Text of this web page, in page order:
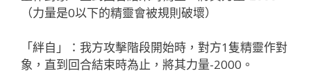
武：
ブ
ル
ア
カ
（力量是0以下的精靈會被規則破壞）
「絆自」：我方攻擊階段開始時，對方1隻精靈作對
象，直到回合結束時為止，將其力量-2000。